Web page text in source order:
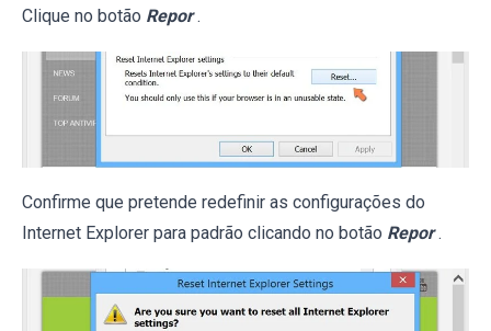
Clique no botão Repor .
Confirme que pretende redefinir as configurações do
Internet Explorer para padrão clicando no botão Repor .